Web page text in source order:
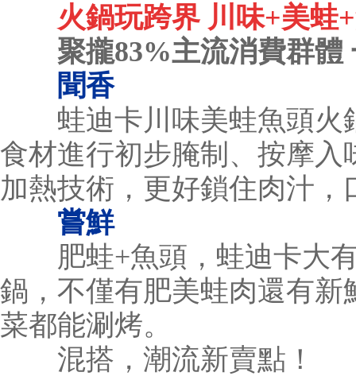
火鍋玩跨界 川味+美蛙
聚攏83%主流消費群體
聞香
蛙迪卡川味美蛙魚頭火
食材進行初步腌制、按摩
加熱技術，更好鎖住肉汁，
嘗鮮
肥蛙+魚頭，蛙迪卡大有
鍋，不僅有肥美蛙肉還有
菜都能涮烤。
混搭，潮流新賣點！